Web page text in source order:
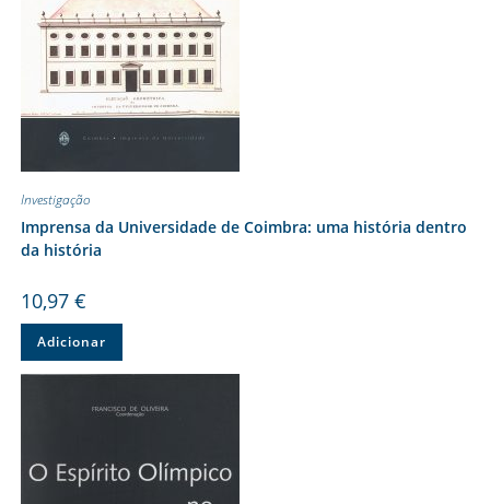
Investigação
Imprensa da Universidade de Coimbra: uma história dentro
da história
10,97 €
Adicionar